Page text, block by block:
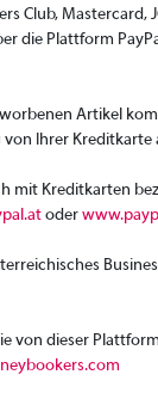
Club,
die Plattform
Artikel
Ihrer Kreditkarte
mit Kreditkarten
oder
von dieser